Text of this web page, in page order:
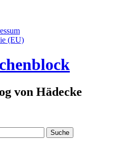
(EU)
von Hädecke